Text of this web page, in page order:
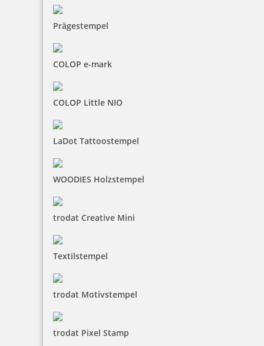
Prägestempel
COLOP e-mark
COLOP Little NIO
LaDot Tattoostempel
WOODIES Holzstempel
trodat Creative Mini
Textilstempel
trodat Motivstempel
trodat Pixel Stamp